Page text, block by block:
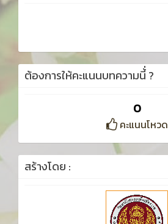
ต้องการให้คะแนนบทความนี้่ ?
0
คะแนนโหวด
สร้างโดย :